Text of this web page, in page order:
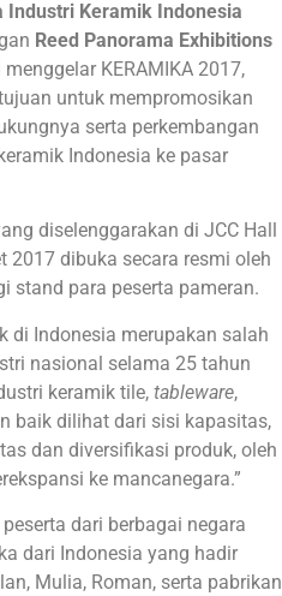
Industri Keramik Indonesia
Reed Panorama Exhibitions
KERAMIKA 2017,
untuk mempromosikan
serta perkembangan
Indonesia ke pasar
diselenggarakan di JCC Hall
2017 dibuka secara resmi oleh
stand para peserta pameran.
di Indonesia merupakan salah
nasional selama 25 tahun
keramik tile, tableware,
baik dilihat dari sisi kapasitas,
dan diversifikasi produk, oleh
ke mancanegara.”
dari berbagai negara
dari Indonesia yang hadir
Mulia, Roman, serta pabrikan